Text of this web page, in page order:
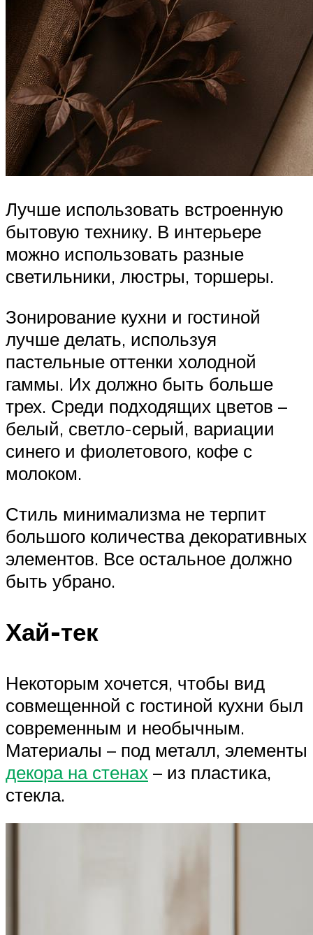
Лучше использовать встроенную
бытовую технику. В интерьере
можно использовать разные
светильники, люстры, торшеры.
Зонирование кухни и гостиной
лучше делать, используя
пастельные оттенки холодной
гаммы. Их должно быть больше
трех. Среди подходящих цветов –
белый, светло-серый, вариации
синего и фиолетового, кофе с
молоком.
Стиль минимализма не терпит
большого количества декоративных
элементов. Все остальное должно
быть убрано.
Хай-тек
Некоторым хочется, чтобы вид
совмещенной с гостиной кухни был
современным и необычным.
Материалы – под металл, элементы
декора на стенах – из пластика,
стекла.